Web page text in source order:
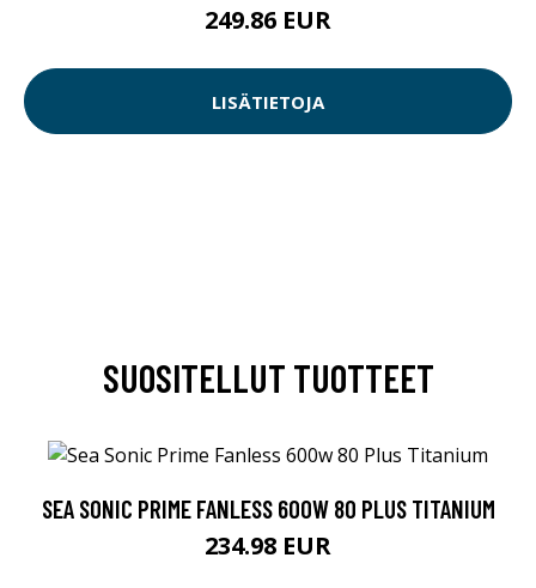
249.86 EUR
LISÄTIETOJA
SUOSITELLUT TUOTTEET
SEA SONIC PRIME FANLESS 600W 80 PLUS TITANIUM
234.98 EUR